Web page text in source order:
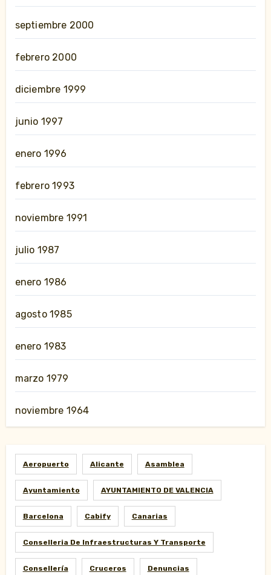
septiembre 2000
febrero 2000
diciembre 1999
junio 1997
enero 1996
febrero 1993
noviembre 1991
julio 1987
enero 1986
agosto 1985
enero 1983
marzo 1979
noviembre 1964
Aeropuerto Alicante Asamblea
Ayuntamiento AYUNTAMIENTO DE VALENCIA
Barcelona Cabify Canarias
Conselleria De Infraestructuras Y Transporte
Consellería Cruceros Denuncias